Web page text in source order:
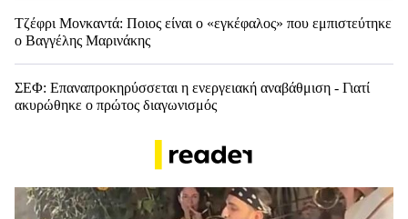
Τζέφρι Μονκαντά: Ποιος είναι ο «εγκέφαλος» που εμπιστεύτηκε
ο Βαγγέλης Μαρινάκης
ΣΕΦ: Επαναπροκηρύσσεται η ενεργειακή αναβάθμιση - Γιατί
ακυρώθηκε ο πρώτος διαγωνισμός